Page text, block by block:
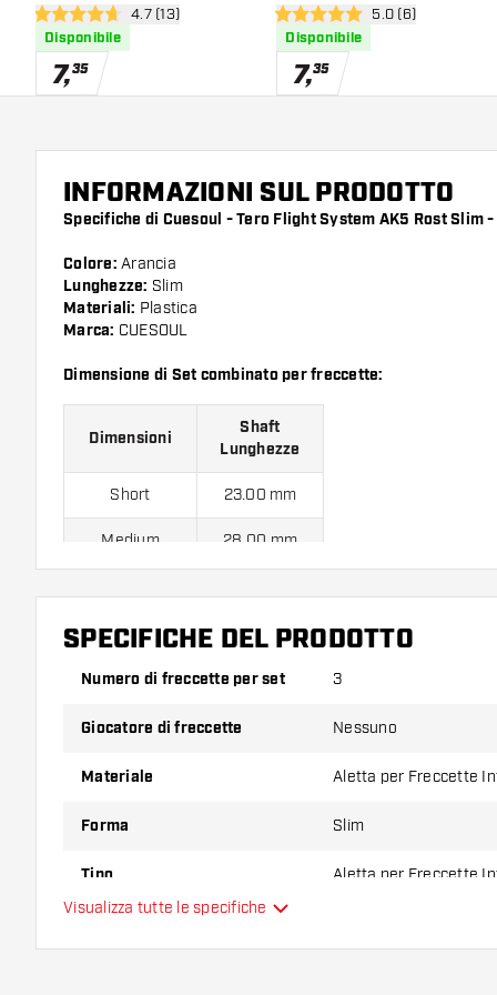
apri pannello recensioni
4.7 stelle di valutazione
4.7 (13)
Disponibile
7,35
apri pannello
5 stelle di valutazione
5.0 (6)
Disponibile
7,35
INFORMAZIONI SUL PRODOTTO
Specifiche di Cuesoul - Tero Flight System AK5 Rost Slim -
Colore: Arancia
Lunghezze: Slim
Materiali: Plastica
Marca: CUESOUL
Dimensione di Set combinato per freccette:
Dimensioni
Shaft
Lunghezze
Short 23.00 mm
Medium 28.00 mm
Assicuratevi di avere a portata di mano un gran
scoprire quale variante vi si addice di più!
SPECIFICHE DEL PRODOTTO
Numero di freccette per set 3
Giocatore di freccette Nessuno
Materiale Aletta per Freccette
Forma Slim
Tipo Aletta per Freccette
Visualizza tutte le specifiche